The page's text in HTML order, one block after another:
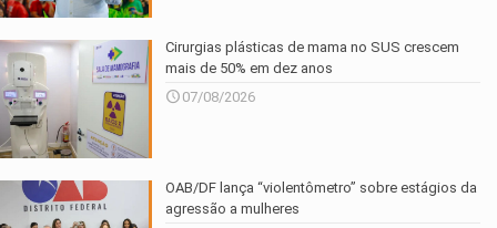
Cirurgias plásticas de mama no SUS crescem
mais de 50% em dez anos
07/08/2026
OAB/DF lança “violentômetro” sobre estágios da
agressão a mulheres